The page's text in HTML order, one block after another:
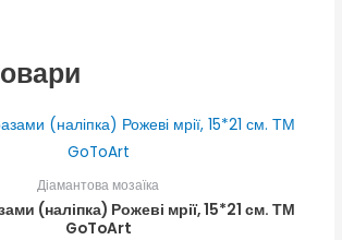
Діамантова мозаїка
(наліпка) Рожеві мрії, 15*21 см. ТМ
GoToArt